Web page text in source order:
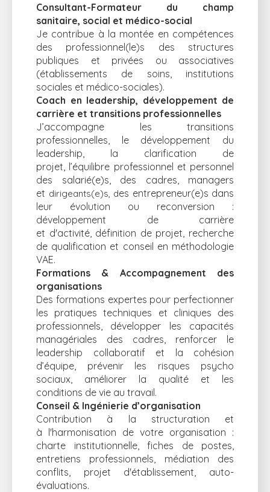
Consultant-Formateur du champ
sanitaire, social et médico-social
Je contribue à la montée en compétences
des professionnel(le)s des structures
publiques et privées ou associatives
(établissements de soins, institutions
sociales et médico-sociales).
Coach en leadership, développement de
carrière et transitions professionnelles
J’accompagne les transitions
professionnelles, le développement du
leadership, la clarification de
projet, l’équilibre professionnel et personnel
des salarié(e)s, des cadres, managers
et dirigeants(e)s, des entrepreneur(e)s dans
leur évolution ou reconversion :
développement de carrière
et d'activité, définition de projet, recherche
de qualification et conseil en méthodologie
VAE.
Formations & Accompagnement des
organisations
Des formations expertes pour perfectionner
les pratiques techniques et cliniques des
professionnels, développer les capacités
managériales des cadres, renforcer le
leadership collaboratif et la cohésion
d’équipe, prévenir les risques psycho
sociaux, améliorer la qualité et les
conditions de vie au travail.
Conseil & Ingénierie d’organisation
Contribution à la structuration et
à l'harmonisation de votre organisation :
charte institutionnelle, fiches de postes,
entretiens professionnels, médiation des
conflits, projet d'établissement, auto-
évaluations.